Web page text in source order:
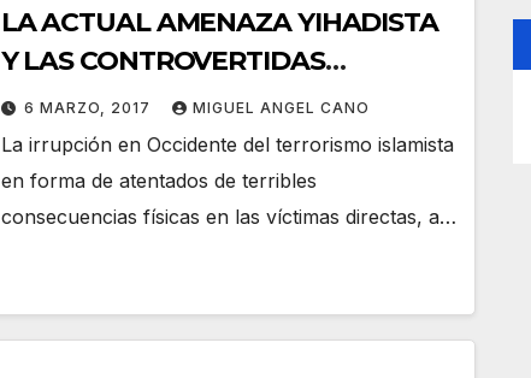
LA ACTUAL AMENAZA YIHADISTA
Y LAS CONTROVERTIDAS
RESPUESTAS DESDE EL DERECHO
PENAL.
6 MARZO, 2017 MIGUEL ANGEL CANO
La irrupción en Occidente del terrorismo islamista
en forma de atentados de terribles
consecuencias físicas en las víctimas directas, a…